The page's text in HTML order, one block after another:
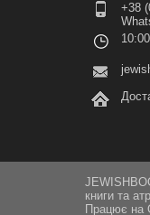
+38
книги та
Працює на